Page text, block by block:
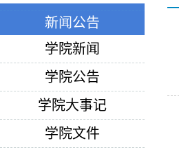
新闻公告
学院新闻
学院公告
学院大事记
学院文件